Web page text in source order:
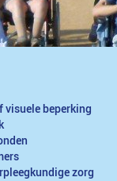
visuele beperking
zorg